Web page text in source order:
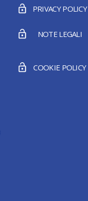
PRIVACY POLICY
NOTE LEGALI
COOKIE POLICY